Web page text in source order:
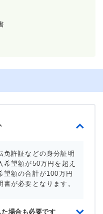
免許証などの身分証明
希望額が50万円を超え
望額の合計が100万円
が必要となります。
場合も必要です